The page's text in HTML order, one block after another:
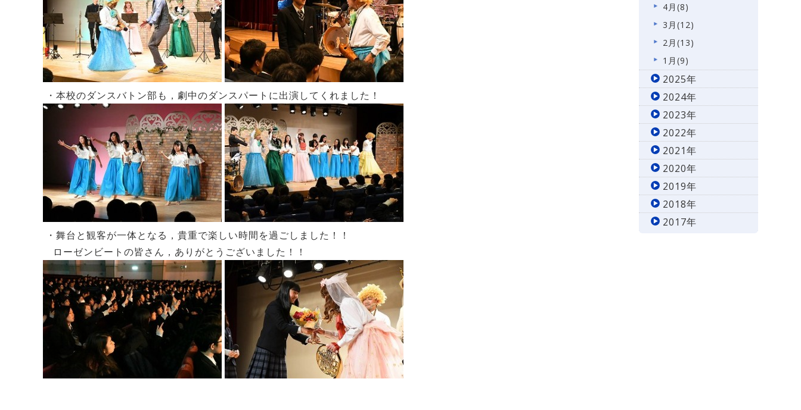
・本校のダンスバトン部も，劇中のダンスパートに出演してくれました！
・舞台と観客が一体となる，貴重で楽しい時間を過ごしました！！
ローゼンビートの皆さん，ありがとうございました！！
4月(8)
3月(12)
2月(13)
1月(9)
2025年
2024年
2023年
2022年
2021年
2020年
2019年
2018年
2017年